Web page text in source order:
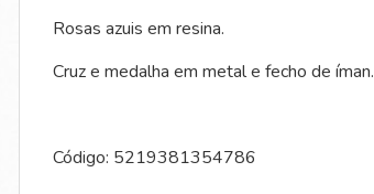
Rosas azuis em resina.
Cruz e medalha em metal e fecho de íman.
Código: 5219381354786